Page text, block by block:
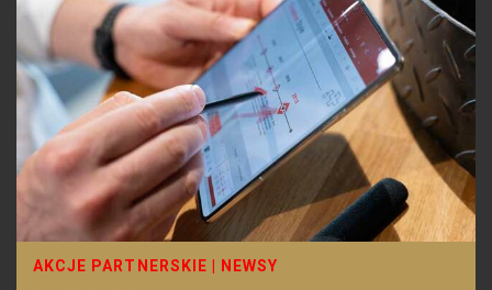
AKCJE PARTNERSKIE
NEWSY